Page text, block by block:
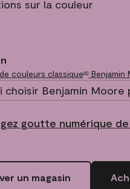
sur la couleur
couleurs classiqueMDBenjamin
choisir Benjamin Moore
goutte numérique
un magasin